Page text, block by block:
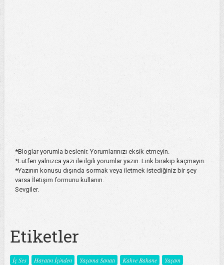
*Bloglar yorumla beslenir. Yorumlarınızı eksik etmeyin.
*Lütfen yalnızca yazı ile ilgili yorumlar yazın. Link bırakıp kaçmayın.
*Yazının konusu dışında sormak veya iletmek istediğiniz bir şey
varsa İletişim formunu kullanın.
Sevgiler.
Etiketler
İç Ses Hayatın İçinden Yaşama Sanatı Kahve Bahane
Yaşam